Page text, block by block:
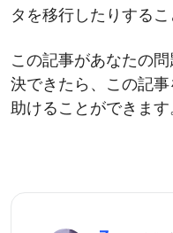
タを移行したりするこ
この記事があなたの
決できたら、この記
助けることができます